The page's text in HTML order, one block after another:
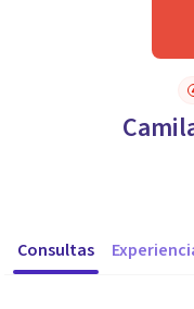
Consultas